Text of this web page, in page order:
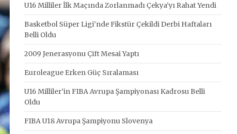
U16 Milliler İlk Maçında Zorlanmadı Çekya’yı Rahat Yendi
Basketbol Süper Ligi’nde Fikstür Çekildi Derbi Haftaları
Belli Oldu
2009 Jenerasyonu Çift Mesai Yaptı
Euroleague Erken Güç Sıralaması
U16 Milliler’in FIBA Avrupa Şampiyonası Kadrosu Belli
Oldu
FIBA U18 Avrupa Şampiyonu Slovenya